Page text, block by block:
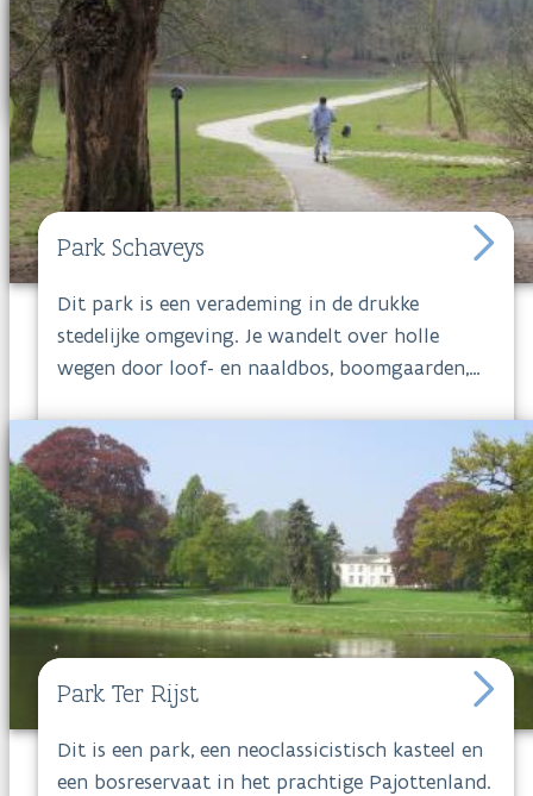
heesters, oogstrelende azaleastruiken en paarse
vlinderstruiken garanderen het hele jaar door
kleur. Ga op pad in het diversePark
Groenenberg
Park Schaveys
Dit park is een verademing in de drukke
stedelijke omgeving. Je wandelt over holle
wegen door loof- en naaldbos, boomgaarden,
zorgen voor een boeiend waterleven.
Schaveysis bijna 55 hectare groot en
verrassend ongerept. Aan de zuidkant van het
park kun je met je hond terecht in een van de
grootste hondenlosloopzones van Vlaanderen.
Park Ter Rijst
Dit is een park, een neoclassicistisch kasteel en
een bosreservaat in het prachtige Pajottenland.